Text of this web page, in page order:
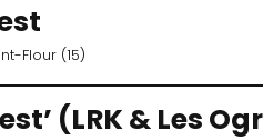
Flour (15)
(LRK & Les